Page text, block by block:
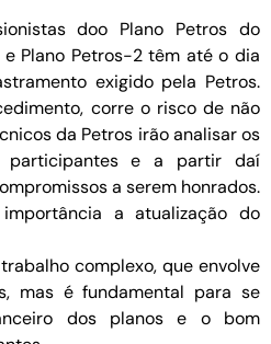
doo Plano Petros do
e Plano Petros-2 têm até o dia
exigido pela Petros.
corre o risco de não
da Petros irão analisar os
participantes e a partir daí
a serem honrados.
a atualização do
complexo, que envolve
mas é fundamental para se
dos planos e o bom